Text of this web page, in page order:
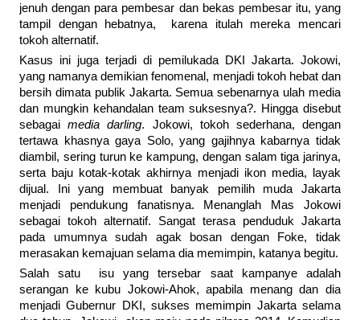
jenuh dengan para pembesar dan bekas pembesar itu, yang
tampil dengan hebatnya, karena itulah mereka mencari
tokoh alternatif.
Kasus ini juga terjadi di pemilukada DKI Jakarta. Jokowi,
yang namanya demikian fenomenal, menjadi tokoh hebat dan
bersih dimata publik Jakarta. Semua sebenarnya ulah media
dan mungkin kehandalan team suksesnya?. Hingga disebut
sebagaimedia darling. Jokowi, tokoh sederhana, dengan
tertawa khasnya gaya Solo, yang gajihnya kabarnya tidak
diambil, sering turun ke kampung, dengan salam tiga jarinya,
serta baju kotak-kotak akhirnya menjadi ikon media, layak
dijual. Ini yang membuat banyak pemilih muda Jakarta
menjadi pendukung fanatisnya. Menanglah Mas Jokowi
sebagai tokoh alternatif. Sangat terasa penduduk Jakarta
pada umumnya sudah agak bosan dengan Foke, tidak
merasakan kemajuan selama dia memimpin, katanya begitu.
Salah satu isu yang tersebar saat kampanye adalah
serangan ke kubu Jokowi-Ahok, apabila menang dan dia
menjadi Gubernur DKI, sukses memimpin Jakarta selama